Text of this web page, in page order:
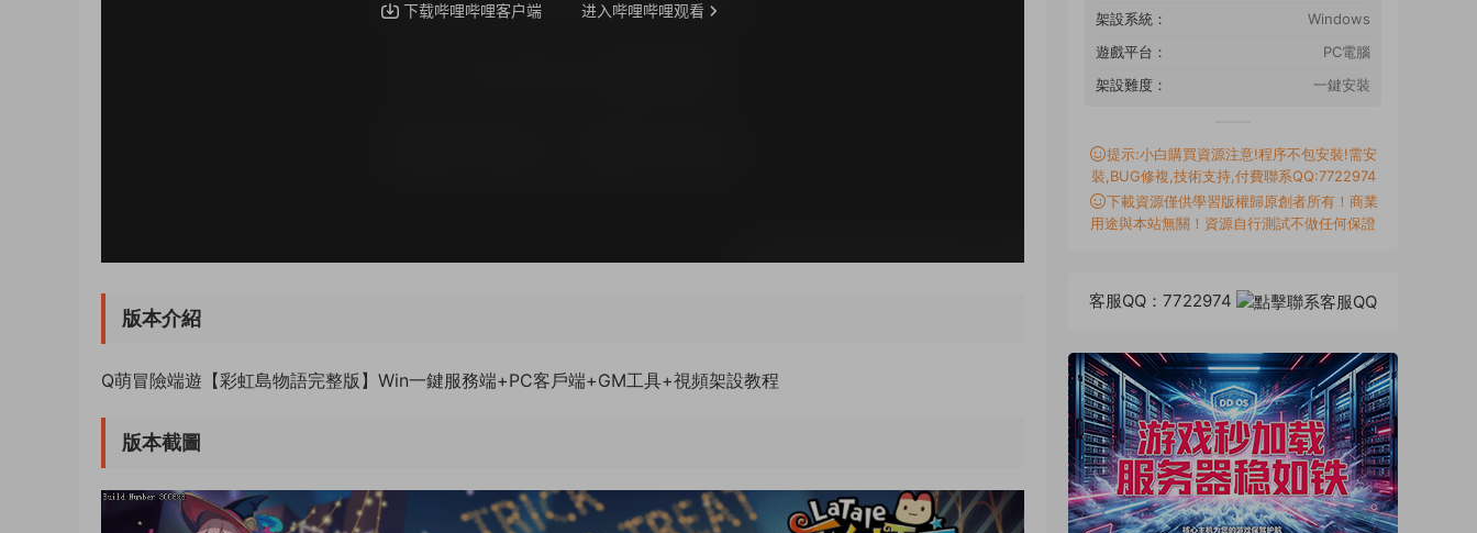
版本介紹
Q萌冒險端遊【彩虹島物語完整版】Win一鍵服務端+PC客戶端+GM工具+視頻架設教程
版本截圖
架設系統：
Windows
遊戲平台：
PC電腦
架設難度：
一鍵安裝
提示:小白購買資源注意!程序不包安裝!需安
裝,BUG修複,技術支持,付費聯系QQ:7722974
下載資源僅供學習版權歸原創者所有！商業
用途與本站無關！資源自行測試不做任何保證
客服QQ：7722974